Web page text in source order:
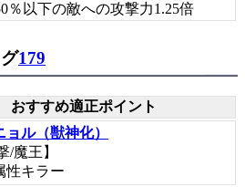
％以下の敵への攻撃力1.25倍
179
おすすめ適正ポイント
ル（獣神化）
/魔王】
性キラー